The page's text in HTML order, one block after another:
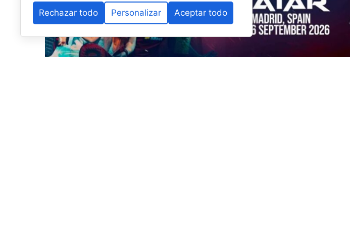
Rechazar todo Personalizar Aceptar todo